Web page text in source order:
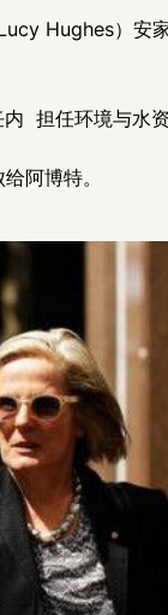
Hughes）安
担任环境与水
阿博特。